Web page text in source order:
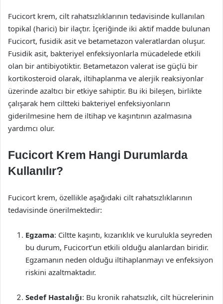
Fucicort krem, cilt rahatsızlıklarının tedavisinde kullanılan
topikal (harici) bir ilaçtır. İçeriğinde iki aktif madde bulunan
Fucicort, fusidik asit ve betametazon valeratlardan oluşur.
Fusidik asit, bakteriyel enfeksiyonlarla mücadelede etkili
olan bir antibiyotiktir. Betametazon valerat ise güçlü bir
kortikosteroid olarak, iltihaplanma ve alerjik reaksiyonlar
üzerinde azaltıcı bir etkiye sahiptir. Bu iki bileşen, birlikte
çalışarak hem ciltteki bakteriyel enfeksiyonların
giderilmesine hem de iltihap ve kaşıntının azalmasına
yardımcı olur.
Fucicort Krem Hangi Durumlarda
Kullanılır?
Fucicort krem, özellikle aşağıdaki cilt rahatsızlıklarının
tedavisinde önerilmektedir:
Egzama: Ciltte kaşıntı, kızarıklık ve kurulukla seyreden
bu durum, Fucicort’un etkili olduğu alanlardan biridir.
Egzamanın neden olduğu iltihaplanmayı ve enfeksiyon
riskini azaltmaktadır.
Sedef Hastalığı: Bu kronik rahatsızlık, cilt hücrelerinin